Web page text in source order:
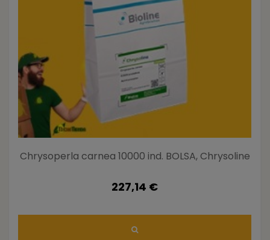
Chrysoperla carnea 10000 ind. BOLSA, Chrysoline
227,14 €